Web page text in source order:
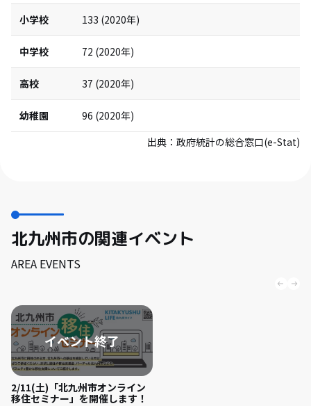
小学校 133 (2020年)
中学校 72 (2020年)
高校 37 (2020年)
幼稚園 96 (2020年)
出典： 政府統計の総合窓口(e-Stat)
北九州市の関連イベント
AREA EVENTS
2/11(土)「北九州市オンライン
移住セミナー」を開催します！